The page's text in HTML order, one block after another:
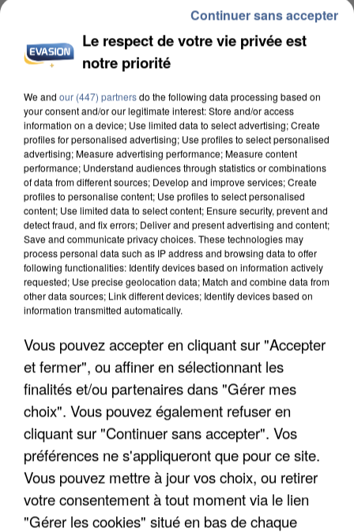
L’UN DES FONDATEURS SUPPOSÉS DE LA DZ
MAFIA INTERPELLÉ EN ALGÉRIE
UN SECOND CADRE DE LA DZ MAFIA
INTERPELLÉ EN ALGÉRIE
Le respect de votre vie privée est
notre priorité
We and our (447) partnersdo the following data processing based on
your consent and/or our legitimate interest: Store and/or access
information on a device; Use limited data to select advertising; Create
profiles for personalised advertising; Use profiles to select personalised
advertising; Measure advertising performance; Measure content
performance; Understand audiences through statistics or combinations
of data from different sources; Develop and improve services; Create
profiles to personalise content; Use profiles to select personalised
content; Use limited data to select content; Ensure security, prevent and
detect fraud, and fix errors; Deliver and present advertising and content;
Save and communicate privacy choices. These technologies may
process personal data such as IP address and browsing data to offer
following functionalities: Identify devices based on information actively
requested; Use precise geolocation data; Match and combine data from
other data sources; Link different devices; Identify devices based on
information transmitted automatically.
Vous pouvez accepter en cliquant sur "Accepter
et fermer", ou affiner en sélectionnant les
finalités et/ou partenaires dans "Gérer mes
choix". Vous pouvez également refuser en
cliquant sur "Continuer sans accepter". Vos
préférences ne s'appliqueront que pour ce site.
Vous pouvez mettre à jour vos choix, ou retirer
votre consentement à tout moment via le lien
"Gérer les cookies" situé en bas de chaque
Continuer sans accepter